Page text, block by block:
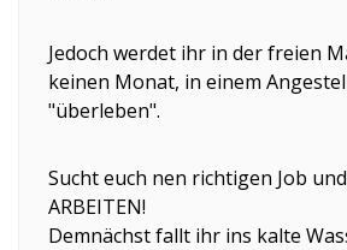
Jedoch werdet ihr in der freien
keinen Monat, in einem
"überleben".
Sucht euch nen richtigen Job
ARBEITEN!
Demnächst fallt ihr ins kalte